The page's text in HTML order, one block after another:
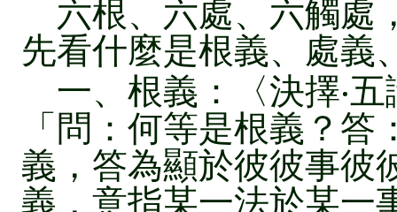
六根、六處、六觸處
先看什麼是根義、處義
一、根義：〈決擇‧五
「問：何等是根義？
義，答為顯於彼彼事彼
義，意指某一法於某一